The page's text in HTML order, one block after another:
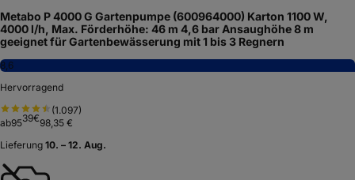
Metabo P 4000 G Gartenpumpe (600964000) Karton 1100 W,
4000 l/h, Max. Förderhöhe: 46 m 4,6 bar Ansaughöhe 8 m
geeignet für Gartenbewässerung mit 1 bis 3 Regnern
8,6
Hervorragend
(1.097)
ab9539€98,35 €
Lieferung 10. – 12. Aug.